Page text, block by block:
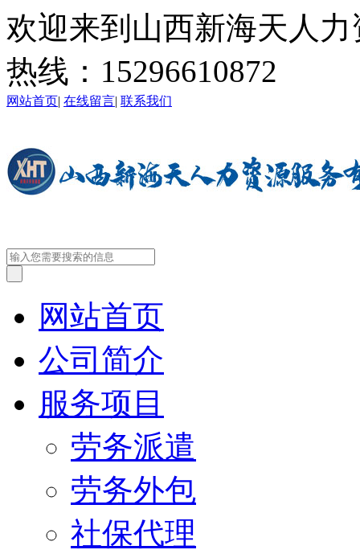
欢迎来到山西新海天人
热线： 15296610872
网站首页| 在线留言| 联系我们
网站首页
公司简介
服务项目
劳务派遣
劳务外包
社保代理